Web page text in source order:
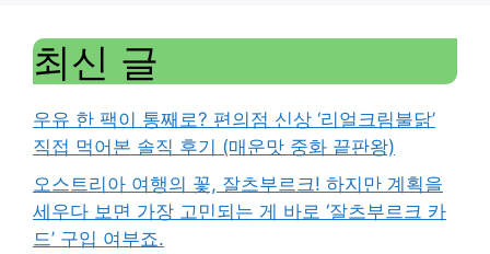
최신 글
우유 한 팩이 통째로? 편의점 신상 ‘리얼크림불닭’
직접 먹어본 솔직 후기 (매운맛 중화 끝판왕)
오스트리아 여행의 꽃, 잘츠부르크! 하지만 계획을
세우다 보면 가장 고민되는 게 바로 ‘잘츠부르크 카
드’ 구입 여부죠.